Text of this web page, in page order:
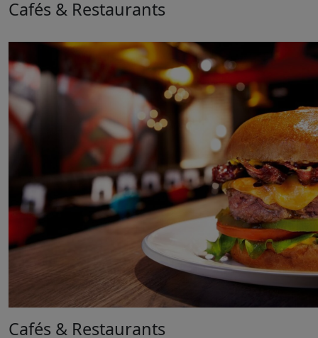
Cafés & Restaurants
Cafés & Restaurants